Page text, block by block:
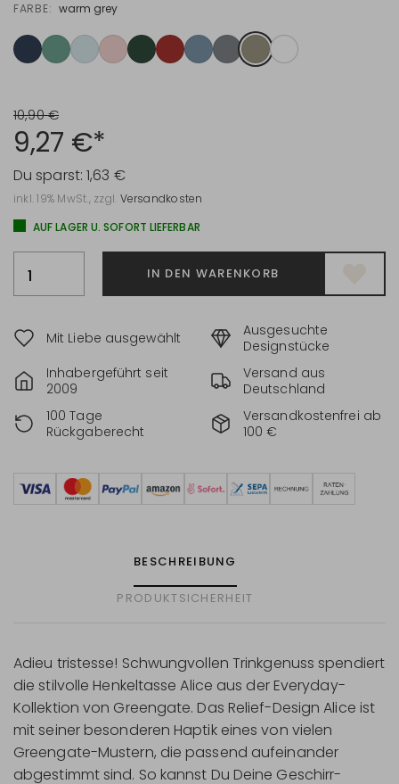
FARBE: warm grey
10,90 €
9,27 €*
Du sparst:1,63 €
inkl. 19% MwSt., zzgl. Versandkosten
AUF LAGER U. SOFORT LIEFERBAR
IN DEN WARENKORB
Mit Liebe ausgewählt
Ausgesuchte
Designstücke
Inhabergeführt seit
2009
Versand aus
Deutschland
100 Tage
Rückgaberecht
Versandkostenfrei ab
100 €
BESCHREIBUNG
PRODUKTSICHERHEIT
Adieu tristesse! Schwungvollen Trinkgenuss spendiert
die stilvolle Henkeltasse Alice aus der Everyday-
Kollektion von Greengate. Das Relief-Design Alice ist
mit seiner besonderen Haptik eines von vielen
Greengate-Mustern, die passend aufeinander
abgestimmt sind. So kannst Du Deine Geschirr-